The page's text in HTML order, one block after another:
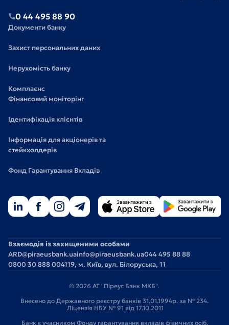
0 44 495 88 90
Документи банку
Захист персональних даних
Нерухомість банку
Комплаєнс
Фінансовий моніторінг
Ідентифікація клієнтів
Інформація для акціонерів та
стейкхолдерів
Фонд Гарантування Вкладів
Взаємодія із захищеними особами
ARD@piraeusbank.uainfo@piraeusbank.ua044 495 88 88
0800 30 888 004119, м. Київ, вул. Білоруська, 11
© 2026 АТ "Піреус Банк МКБ".
Внесено до Державного реєстру банків 31.01.1994р. за № 234.
Ліцензія НБУ № 91 від 17.10.2011
Банк є учасником Фонду гарантування вкладів фізичних осіб.